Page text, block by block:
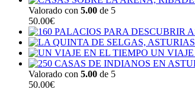
Valorado con 5.00 de 5
50.00€
UN VIAJE
Valorado con 5.00 de 5
50.00€